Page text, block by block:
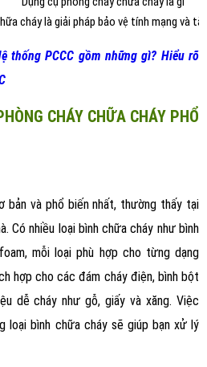
cháy là giải pháp bảo vệ tính mạng và
thống PCCC gồm những gì? Hiểu rõ
CHÁY CHỮA CHÁY PHỔ
bản và phổ biến nhất, thường thấy tại
Có nhiều loại bình chữa cháy như bình
mỗi loại phù hợp cho từng dạng
hợp cho các đám cháy điện, bình bột
dễ cháy như gỗ, giấy và xăng. Việc
loại bình chữa cháy sẽ giúp bạn xử lý